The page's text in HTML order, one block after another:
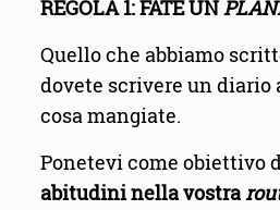
REGOLA 1: FATE UN
Quello che abbiamo
dovete scrivere un
cosa mangiate.
Ponetevi come obiettivo
abitudini nella vostra